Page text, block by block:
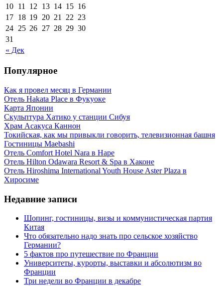
« Дек
10 11 12 13 14 15 16
17 18 19 20 21 22 23
24 25 26 27 28 29 30
31
Популярное
Как я провел месяц в Германии
Отель Hakata Place в Фукуоке
Карта Японии
Скульптура Хатико у станции Сибуя
Храм Асакуса Каннон
Токийская, как мы привыкли говорить, телевизионная башня
Гостиницы Maebashi
Отель Comfort Hotel Nara в Наре
Отель Hilton Odawara Resort & Spa в Хаконе
Отель Hiroshima International Youth House Aster Plaza в
Хиросиме
Недавние записи
Шопинг, гостиницы, визы и коммунистическая партия
Китая
Что обязательно надо знать про сельское хозяйство
Германии?
5 фактов про путешествие по Франции
Университеты, курорты, выставки и абсолютизм во
Франции
Три недели во Франции в декабре